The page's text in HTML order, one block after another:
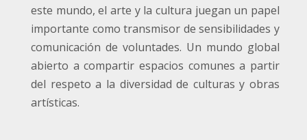
este mundo, el arte y la cultura juegan un papel
importante como transmisor de sensibilidades y
comunicación de voluntades. Un mundo global
abierto a compartir espacios comunes a partir
del respeto a la diversidad de culturas y obras
artísticas.